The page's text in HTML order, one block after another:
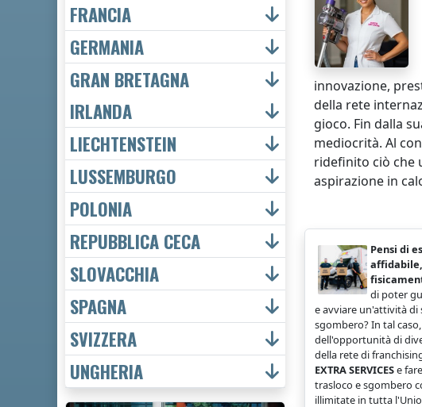
innovazione,
della rete
gioco. Fin dalla
mediocrità. Al
ridefinito ciò che
aspirazione in
Pensi di
di poter
e avviare un'attività di
sgombero? In tal
dell'opportunità di
della rete di
EXTRA SERVICESe
trasloco e sgombero
illimitate in tutta
FRANCIA
GERMANIA
GRAN BRETAGNA
IRLANDA
LIECHTENSTEIN
LUSSEMBURGO
POLONIA
REPUBBLICA CECA
SLOVACCHIA
SPAGNA
SVIZZERA
UNGHERIA